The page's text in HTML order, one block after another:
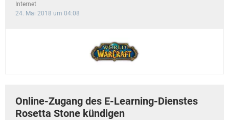
Internet
24. Mai 2018 um 04:08
Online-Zugang des E-Learning-Dienstes
Rosetta Stone kündigen